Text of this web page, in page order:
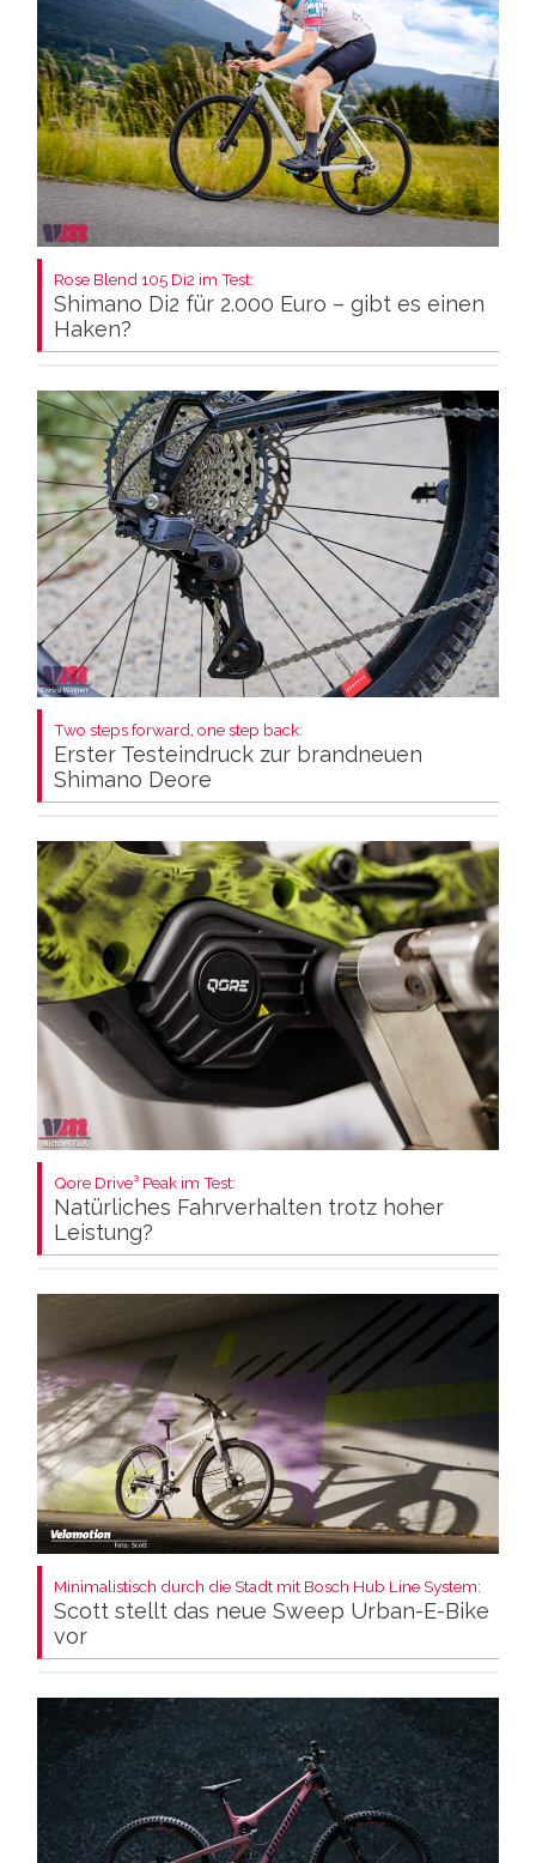
Rose Blend 105 Di2 im Test:
Shimano Di2 für 2.000 Euro – gibt es einen
Haken?
Two steps forward, one step back:
Erster Testeindruck zur brandneuen
Shimano Deore
Qore Drive³ Peak im Test:
Natürliches Fahrverhalten trotz hoher
Leistung?
Minimalistisch durch die Stadt mit Bosch Hub Line System:
Scott stellt das neue Sweep Urban-E-Bike
vor